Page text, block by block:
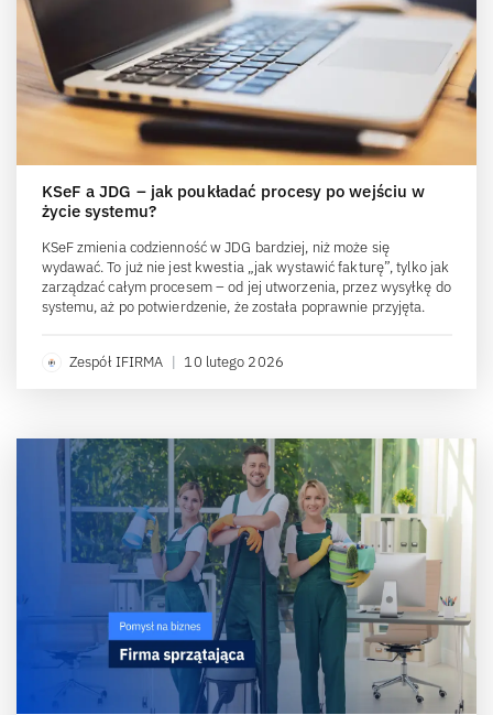
KSeF a JDG – jak poukładać procesy po wejściu w
życie systemu?
KSeF zmienia codzienność w JDG bardziej, niż może się
wydawać. To już nie jest kwestia „jak wystawić fakturę”, tylko jak
zarządzać całym procesem – od jej utworzenia, przez wysyłkę do
systemu, aż po potwierdzenie, że została poprawnie przyjęta.
Zespół IFIRMA | 10 lutego 2026